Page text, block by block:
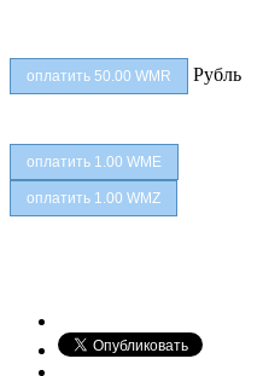
Рубль